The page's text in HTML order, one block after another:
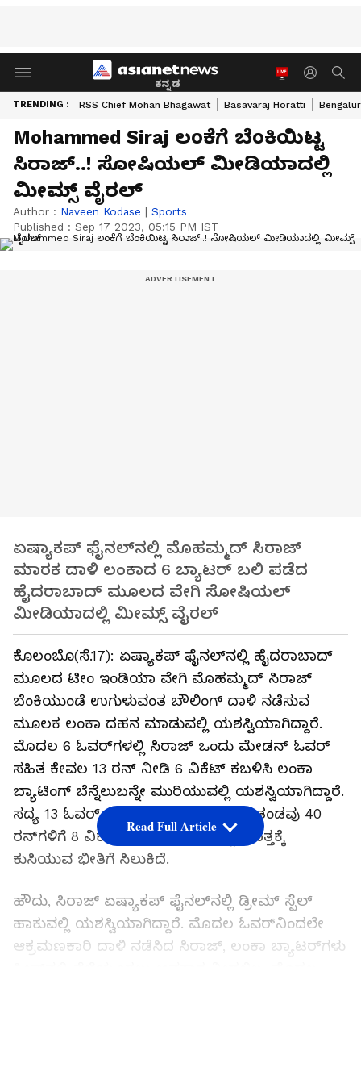
ಕನ್ನಡ
TRENDING : RSS Chief Mohan Bhagawat Basavaraj Horatti
Mohammed Siraj ಲಂಕೆಗೆ ಬೆಂಕಿಯಿಟ್ಟ
ಸಿರಾಜ್..! ಸೋಷಿಯಲ್ ಮೀಡಿಯಾದಲ್ಲಿ
ಮೀಮ್ಸ್ ವೈರಲ್
Author : Naveen Kodase | Sports
Published : Sep 17 2023, 05:15 PM IST
ಏಷ್ಯಾಕಪ್ ಫೈನಲ್‌ನಲ್ಲಿ ಮೊಹಮ್ಮದ್ ಸಿರಾಜ್
ಮಾರಕ ದಾಳಿ ಲಂಕಾದ 6 ಬ್ಯಾಟರ್ ಬಲಿ ಪಡೆದ
ಹೈದರಾಬಾದ್ ಮೂಲದ ವೇಗಿ ಸೋಷಿಯಲ್
ಮೀಡಿಯಾದಲ್ಲಿ ಮೀಮ್ಸ್ ವೈರಲ್
ಕೊಲಂಬೊ(ಸೆ.17): ಏಷ್ಯಾಕಪ್ ಫೈನಲ್‌ನಲ್ಲಿ ಹೈದರಾಬಾದ್
ಮೂಲದ ಟೀಂ ಇಂಡಿಯಾ ವೇಗಿ ಮೊಹಮ್ಮದ್ ಸಿರಾಜ್
ಬೆಂಕಿಯುಂಡೆ ಉಗುಳುವಂತ ಬೌಲಿಂಗ್‌ ದಾಳಿ ನಡೆಸುವ
ಮೂಲಕ ಲಂಕಾ ದಹನ ಮಾಡುವಲ್ಲಿ ಯಶಸ್ವಿಯಾಗಿದ್ದಾರೆ.
ಮೊದಲ 6 ಓವರ್‌ಗಳಲ್ಲಿ ಸಿರಾಜ್ ಒಂದು ಮೇಡನ್ ಓವರ್
ಸಹಿತ ಕೇವಲ 13 ರನ್ ನೀಡಿ 6 ವಿಕೆಟ್ ಕಬಳಿಸಿ ಲಂಕಾ
ಬ್ಯಾಟಿಂಗ್ ಬೆನ್ನೆಲುಬನ್ನೇ ಮುರಿಯುವಲ್ಲಿ ಯಶಸ್ವಿಯಾಗಿದ್ದಾರೆ.
ಸದ್ಯ 13 ಓವರ್ ಅಂತ್ಯದ ವೇಳೆಗೆ ಶ್ರೀಲಂಕಾ ತಂಡವು 40
ರನ್‌ಗಳಿಗೆ 8 ವಿಕೆಟ್ ಕಳೆದುಕೊಂಡು ಅಲ್ಪ ಮೊತ್ತಕ್ಕೆ
ಕುಸಿಯುವ ಭೀತಿಗೆ ಸಿಲುಕಿದೆ.
ಹೌದು, ಸಿರಾಜ್ ಏಷ್ಯಾಕಪ್ ಫೈನಲ್‌ನಲ್ಲಿ ಡ್ರೀಮ್ ಸ್ಪೆಲ್
ಹಾಕುವಲ್ಲಿ ಯಶಸ್ವಿಯಾಗಿದ್ದಾರೆ. ಮೊದಲ ಓವರ್‌ನಿಂದಲೇ
ಆಕ್ರಮಣಕಾರಿ ದಾಳಿ ನಡೆಸಿದ ಸಿರಾಜ್, ಲಂಕಾ ಬ್ಯಾಟರ್‌ಗಳು
Read Full Article